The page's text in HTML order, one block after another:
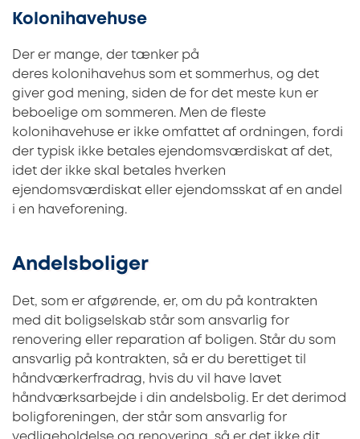
Kolonihavehuse
Der er mange, der tænker på
deres kolonihavehus som et sommerhus, og det
giver god mening, siden de for det meste kun er
beboelige om sommeren. Men de fleste
kolonihavehuse er ikke omfattet af ordningen, fordi
der typisk ikke betales ejendomsværdiskat af det,
idet der ikke skal betales hverken
ejendomsværdiskat eller ejendomsskat af en andel
i en haveforening.
Andelsboliger
Det, som er afgørende, er, om du på kontrakten
med dit boligselskab står som ansvarlig for
renovering eller reparation af boligen. Står du som
ansvarlig på kontrakten, så er du berettiget til
håndværkerfradrag, hvis du vil have lavet
håndværksarbejde i din andelsbolig. Er det derimod
boligforeningen, der står som ansvarlig for